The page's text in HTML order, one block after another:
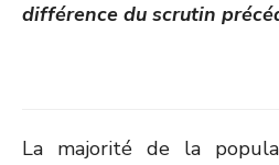
différence du scrutin
La majorité de la